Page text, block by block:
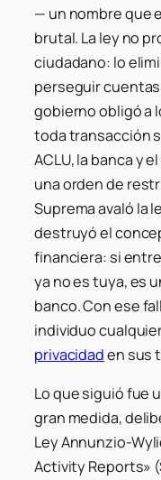
— un nombre que
brutal. La ley no
ciudadano: lo
perseguir
gobierno obligó a
toda transacción
ACLU, la banca y
una orden de
Suprema avaló la
destruyó el
financiera: si
ya no es tuya, es
banco. Con ese
individuo
privacidaden sus
Lo que siguió fue
gran medida,
Ley Annunzio-
Activity Reports»